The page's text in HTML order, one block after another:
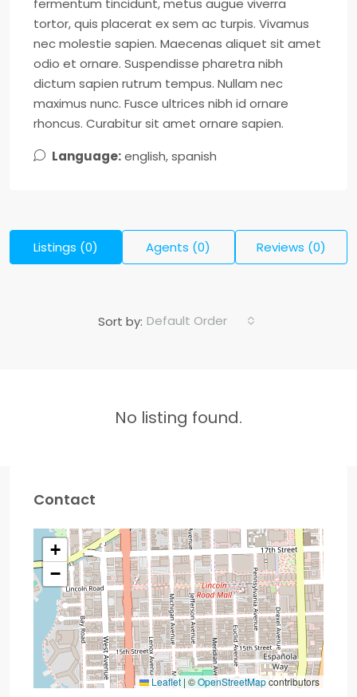
fermentum tincidunt, metus augue viverra
tortor, quis placerat ex sem ac turpis. Vivamus
nec molestie sapien. Maecenas aliquet sit amet
odio et ornare. Suspendisse pharetra nibh
dictum sapien rutrum tempus. Nullam nec
maximus nunc. Fusce ultrices nibh id ornare
rhoncus. Curabitur sit amet ornare sapien.
Language:english, spanish
Listings (0) Agents (0) Reviews (0)
Sort by: Default Order
No listing found.
Contact
+
−
Leaflet | ©OpenStreetMapcontributors